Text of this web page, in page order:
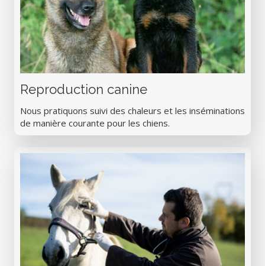
Reproduction canine
Nous pratiquons suivi des chaleurs et les inséminations
de manière courante pour les chiens.